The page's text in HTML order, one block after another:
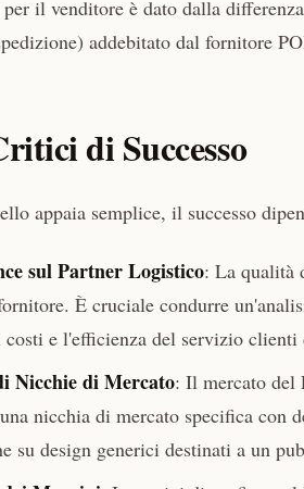
il venditore è dato dalla
addebitato dal fornitore
di Successo
appaia semplice, il successo
sul Partner Logistico: La qualità
È cruciale condurre
costi e l'efficienza del servizio
Nicchie di Mercato: Il mercato del
nicchia di mercato specifica con
su design generici destinati a un